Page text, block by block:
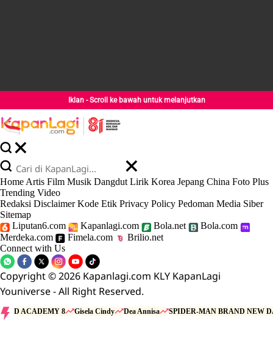
Iklan - Scroll ke bawah untuk melanjutkan
Home Artis Film Musik Dangdut Lirik Korea Jepang China Foto Plus
Trending Video
Redaksi Disclaimer Kode Etik Privacy Policy Pedoman Media Siber
Sitemap
Liputan6.com
Kapanlagi.com Bola.net
Bola.com
Merdeka.com
Fimela.com
Brilio.net
Connect with Us
Copyright © 2026 Kapanlagi.com KLY KapanLagi
Youniverse - All Right Reserved.
D ACADEMY 8 Gisela Cindy Dea Annisa SPIDER-MAN BRAND NEW